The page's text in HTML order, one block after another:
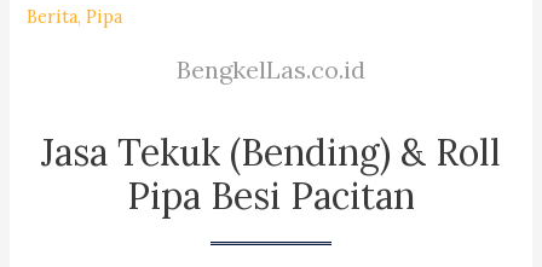
Berita,Pipa
BengkelLas.co.id
Jasa Tekuk (Bending) & Roll
Pipa Besi Pacitan